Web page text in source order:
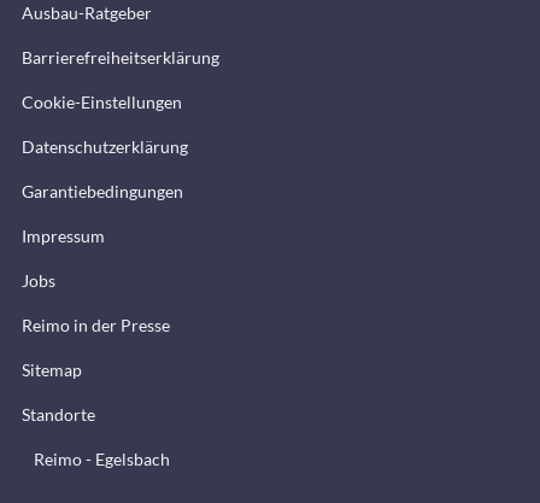
Ausbau-Ratgeber
Barrierefreiheitserklärung
Cookie-Einstellungen
Datenschutzerklärung
Garantiebedingungen
Impressum
Jobs
Reimo in der Presse
Sitemap
Standorte
Reimo - Egelsbach